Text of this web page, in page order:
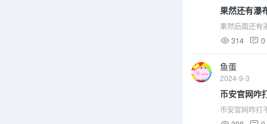
果然还有瀑
果然后面还有
314
0
鱼蛋
2024-9-3
币安官网咋
币安官网咋打